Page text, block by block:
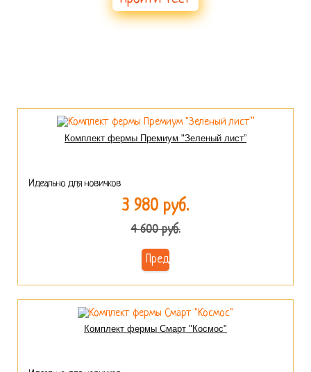
Комплект фермы Премиум "Зеленый лист”
Идеально для новичков
3 980 руб.
4 600 руб.
Предзаказ
Комплект фермы Смарт "Космос"